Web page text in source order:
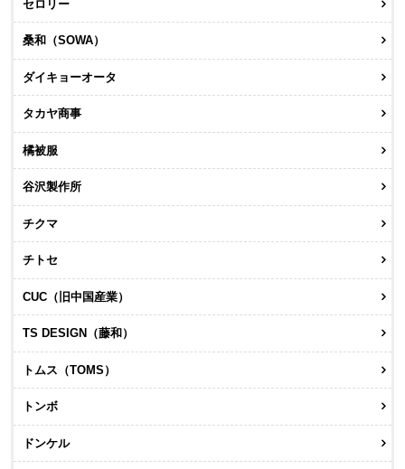
セロリー
桑和（SOWA）
ダイキョーオータ
タカヤ商事
橘被服
谷沢製作所
チクマ
チトセ
CUC（旧中国産業）
TS DESIGN（藤和）
トムス（TOMS）
トンボ
ドンケル